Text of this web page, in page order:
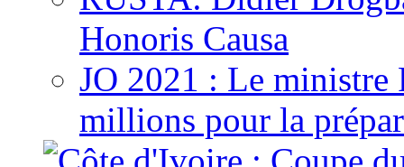
Honoris Causa
JO 2021 : Le ministre
millions pour la